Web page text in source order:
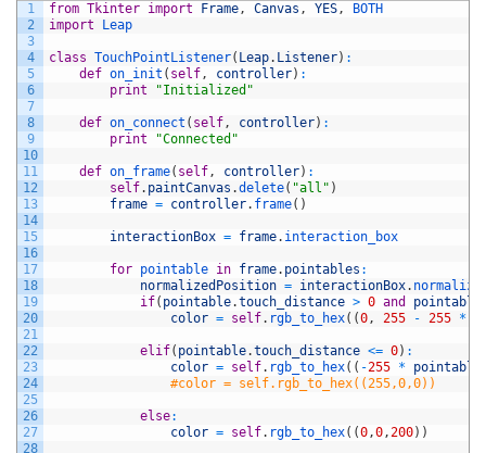
1
2
3
4
5
6
7
8
9
10
11
12
13
14
15
16
17
18
19
20
21
22
23
24
25
26
27
28
from Tkinter import Frame, Canvas , YES,
BOTH
import
Leap
class TouchPointListener( Leap. Listener) :
def on_init ( self, controller) :
print
"Initialized"
def on_connect ( self, controller) :
print
"Connected"
def on_frame( self, controller) :
self. paintCanvas .delete( "all" )
frame = controller. frame( )
interactionBox = frame. interaction_box
for pointable in frame. pointables :
normalizedPosition = interactionBox.
if( pointable.touch_distance > 0 and pointable
color = self. rgb_to_hex( (0, 255 - 255 *
elif( pointable.touch_distance <= 0) :
color = self. rgb_to_hex( ( -255 * pointable
#color = self.rgb_to_hex((255,0,0))
else:
color = self. rgb_to_hex( (0,0,200) )